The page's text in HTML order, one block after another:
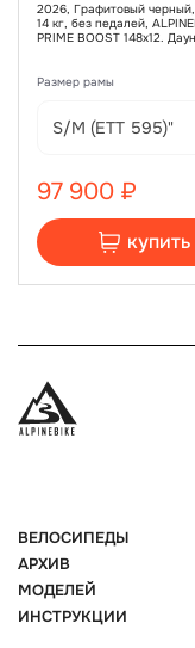
2026, Графитовый черный,
14 кг, без педалей,
PRIME BOOST 148х12.
стакан, дополнительные
ротор SHIMANO SM-
SHIMANO MT200, ротор
Размер рамы
S/M (ЕТТ 595)"
97 900 ₽
купить
ВЕЛОСИПЕДЫ
АРХИВ
МОДЕЛЕЙ
ИНСТРУКЦИИ